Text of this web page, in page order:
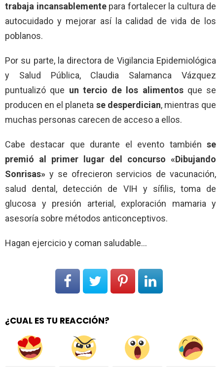
trabaja incansablementepara fortalecer la cultura de
autocuidado y mejorar así la calidad de vida de los
poblanos.
Por su parte, la directora de Vigilancia Epidemiológica
y Salud Pública, Claudia Salamanca Vázquez
puntualizó que un tercio de los alimentos que se
producen en el planeta se desperdician, mientras que
muchas personas carecen de acceso a ellos.
Cabe destacar que durante el evento también se
premió al primer lugar del concurso «Dibujando
Sonrisas» y se ofrecieron servicios de vacunación,
salud dental, detección de VIH y sífilis, toma de
glucosa y presión arterial, exploración mamaria y
asesoría sobre métodos anticonceptivos.
Hagan ejercicio y coman saludable…
¿CUAL ES TU REACCIÓN?